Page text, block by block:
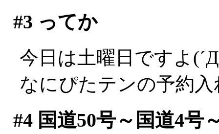
#3 ってか
今日は土曜日ですよ
なにぴたテンの予約
#4国道50号～国道4号